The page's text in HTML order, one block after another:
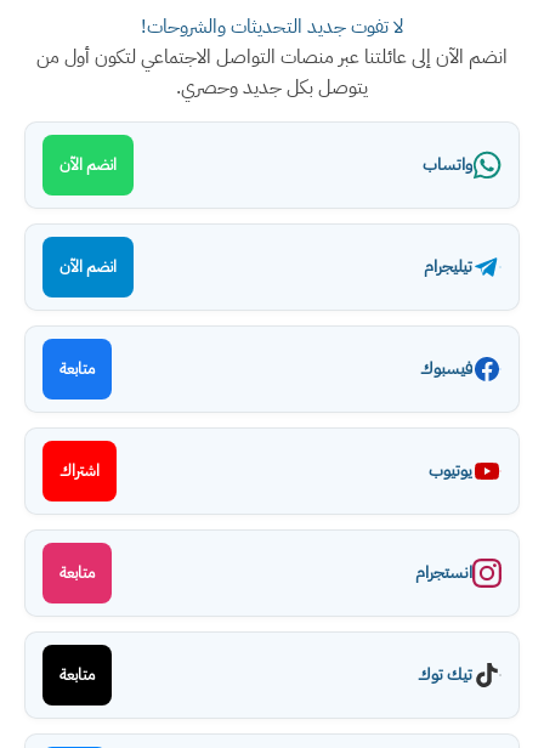
لا تفوت جديد التحديثات والشروحات!
انضم الآن إلى عائلتنا عبر منصات التواصل الاجتماعي لتكون أول من
يتوصل بكل جديد وحصري.
واتساب انضم الآن
تيليجرام انضم الآن
فيسبوك متابعة
يوتيوب اشتراك
انستجرام متابعة
تيك توك متابعة